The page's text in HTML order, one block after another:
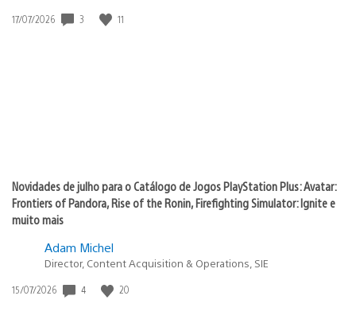
Data
17/07/2026 3 11
Novidades de julho para o Catálogo de Jogos PlayStation Plus: Avatar:
Frontiers of Pandora, Rise of the Ronin, Firefighting Simulator: Ignite e
muito mais
Adam Michel
Director, Content Acquisition & Operations, SIE
Data
15/07/2026 4 20